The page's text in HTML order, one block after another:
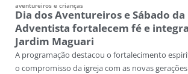
aventureiros e crianças
Dia dos Aventureiros e Sábado da
Adventista fortalecem fé e
Jardim Maguari
A programação destacou o fortalecimento
o compromisso da igreja com as novas gerações